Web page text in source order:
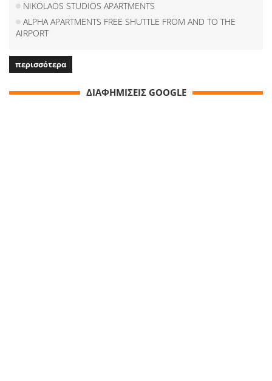
NIKOLAOS STUDIOS APARTMENTS
ALPHA APARTMENTS FREE SHUTTLE FROM AND TO THE
AIRPORT
περισσότερα
ΔΙΑΦΗΜΙΣΕΙΣ GOOGLE